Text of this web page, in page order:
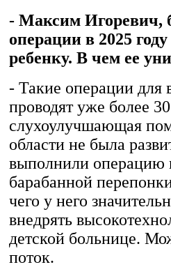
- Максим Игоревич,
операции в 2025
ребенку. В чем ее
- Такие операции для
проводят уже более
слухоулучшающая
области не была
выполнили операцию
барабанной
чего у него
внедрять
детской больнице.
поток.